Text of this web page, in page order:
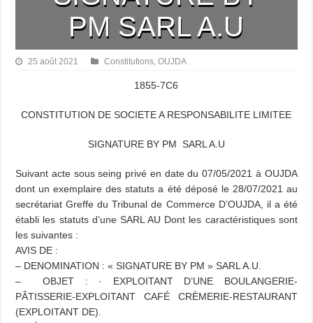
PM SARL A.U
25 août 2021 Constitutions,OUJDA
1855-7C6
CONSTITUTION DE SOCIETE A RESPONSABILITE LIMITEE
SIGNATURE BY PM SARL A.U
Suivant acte sous seing privé en date du07/05/2021 à OUJDA
dont un exemplaire des statuts a été déposé le 28/07/2021 au
secrétariat Greffe du Tribunal de Commerce D’OUJDA, il a été
établi les statuts d’une SARL AU Dont les caractéristiques sont
les suivantes :
AVIS DE :
– DENOMINATION : « SIGNATURE BY PM » SARL A.U.
– OBJET : · EXPLOITANT D’UNE BOULANGERIE-
PÂTISSERIE-EXPLOITANT CAFÉ CRÈMERIE-RESTAURANT
(EXPLOITANT DE).